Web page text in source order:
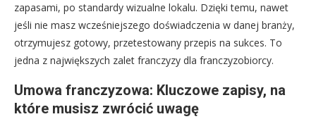
zapasami, po standardy wizualne lokalu. Dzięki temu, nawet
jeśli nie masz wcześniejszego doświadczenia w danej branży,
otrzymujesz gotowy, przetestowany przepis na sukces. To
jedna z największych zalet franczyzy dla franczyzobiorcy.
Umowa franczyzowa: Kluczowe zapisy, na
które musisz zwrócić uwagę